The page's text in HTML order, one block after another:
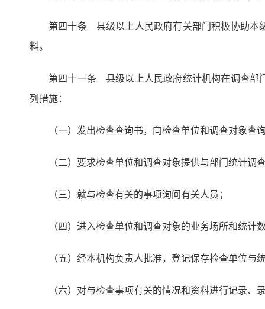
第四十条 县级以上人民政府有关部门积极协助本
料。
第四十一条 县级以上人民政府统计机构在调查部
列措施：
（一）发出检查查询书，向检查单位和调查对象
（二）要求检查单位和调查对象提供与部门统计
（三）就与检查有关的事项询问有关人员；
（四）进入检查单位和调查对象的业务场所和统
（五）经本机构负责人批准，登记保存检查单位
（六）对与检查事项有关的情况和资料进行记录